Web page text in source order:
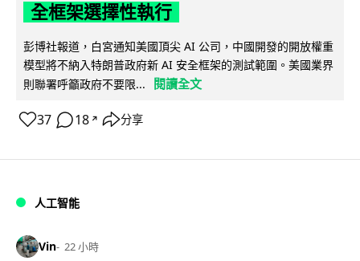
全框架選擇性執行
彭博社報道，白宮通知美國頂尖 AI 公司，中國開發的開放權重
模型將不納入特朗普政府新 AI 安全框架的測試範圍。美國業界
則聯署呼籲政府不要限...
閱讀全文
37 18 ↗ 分享
人工智能
Vin 22 小時